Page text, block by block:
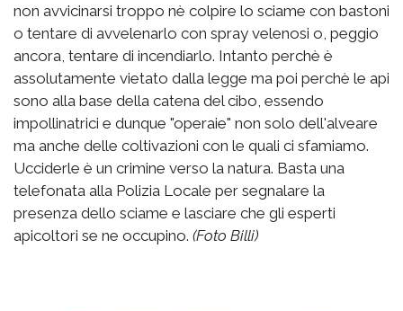
non avvicinarsi troppo nè colpire lo sciame con bastoni
o tentare di avvelenarlo con spray velenosi o, peggio
ancora, tentare di incendiarlo. Intanto perchè è
assolutamente vietato dalla legge ma poi perchè le api
sono alla base della catena del cibo, essendo
impollinatrici e dunque "operaie" non solo dell'alveare
ma anche delle coltivazioni con le quali ci sfamiamo.
Ucciderle è un crimine verso la natura. Basta una
telefonata alla Polizia Locale per segnalare la
presenza dello sciame e lasciare che gli esperti
apicoltori se ne occupino. (Foto Billi)